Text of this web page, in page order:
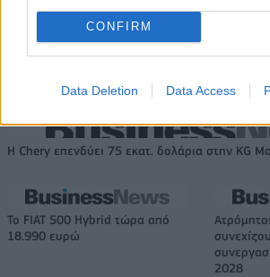
CONFIRM
Data Deletion Data Access
Β.Σ. Καρούλιας: Τζίρος 98,7
εκατ. ευρώ και αύξηση κερδών
ενέργειας
Η Chery επενδύει 75 εκατ. δολάρια στην KG
Το FIAT 500 Hybrid τώρα από
18.990 ευρώ
2028